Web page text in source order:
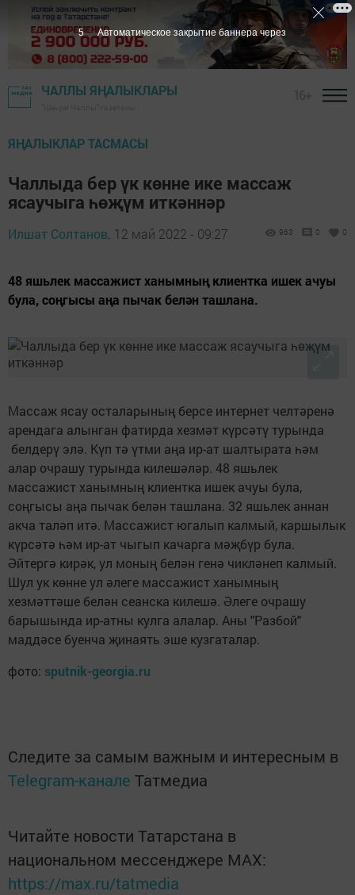
ЧАЛЛЫ ЯҢАЛЫКЛАРЫ
ЯҢАЛЫКЛАР ТАСМАСЫ
Чаллыда бер үк көнне ике массаж
ясаучыга һөҗүм иткәннәр
Илшат Солтанов, 12 май 2022 - 09:27 963 0 0
48 яшьлек массажист ханымның клиентка ишек ачуы
була, соңгысы аңа пычак белән ташлана.
Массаж ясау осталарының берсе интернет челтәренә
арендага алынган фатирда хезмәт күрсәтү турында
белдерү элә. Күп тә үтми аңа ир-ат шалтырата һәм
алар очрашу турында килешәләр. 48 яшьлек
массажист ханымның клиентка ишек ачуы була,
соңгысы аңа пычак белән ташлана. 32 яшьлек аннан
акча таләп итә. Массажист югалып калмый, каршылык
күрсәтә һәм ир-ат чыгып качарга мәҗбүр була.
Әйтергә кирәк, ул моның белән генә чикләнеп калмый.
Шул ук көнне ул әлеге массажист ханымның
хезмәттәше белән сеанска килешә. Әлеге очрашу
барышында ир-атны кулга алалар. Аны "Разбой"
маддәсе буенча җинаять эше кузгаталар.
фото: sputnik-georgia.ru
Следите за самым важным и интересным в
Telegram-канале Татмедиа
Читайте новости Татарстана в
национальном мессенджере MАХ:
https://max.ru/tatmedia
4 Автоматическое закрытие баннера через